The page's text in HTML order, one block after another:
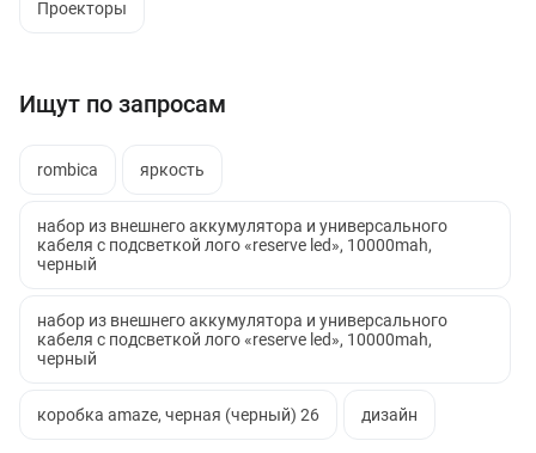
Проекторы
Ищут по запросам
rombica яркость
набор из внешнего аккумулятора и универсального
кабеля с подсветкой лого «reserve led», 10000mah,
черный
набор из внешнего аккумулятора и универсального
кабеля с подсветкой лого «reserve led», 10000mah,
черный
коробка amaze, черная (черный) 26 дизайн